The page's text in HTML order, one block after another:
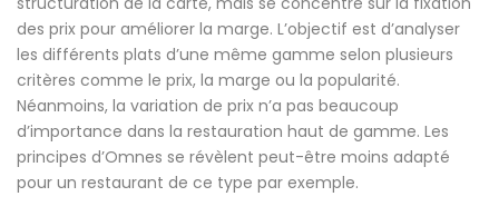
des prix pour améliorer la marge. L’objectif est d’analyser
les différents plats d’une même gamme selon plusieurs
critères comme le prix, la marge ou la popularité.
Néanmoins, la variation de prix n’a pas beaucoup
d’importance dans la restauration haut de gamme. Les
principes d’Omnes se révèlent peut-être moins adapté
pour un restaurant de ce type par exemple.